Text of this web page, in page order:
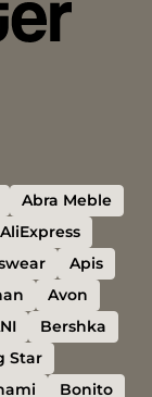
Abra Meble
AliExpress
Apis
Avon
Bershka
Star
Bonito